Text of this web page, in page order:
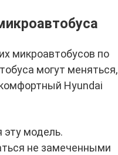
микроавтобусов по
могут меняться,
Hyundai
эту модель.
не замеченными